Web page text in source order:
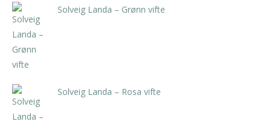
Solveig Landa – Grønn vifte
Solveig Landa – Rosa vifte